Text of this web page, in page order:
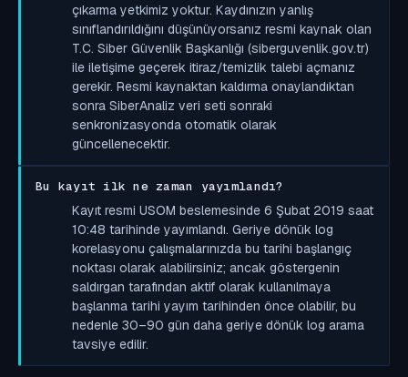
çıkarma yetkimiz yoktur. Kaydınızın yanlış
sınıflandırıldığını düşünüyorsanız resmi kaynak olan
T.C. Siber Güvenlik Başkanlığı (siberguvenlik.gov.tr)
ile iletişime geçerek itiraz/temizlik talebi açmanız
gerekir. Resmi kaynaktan kaldırma onaylandıktan
sonra SiberAnaliz veri seti sonraki
senkronizasyonda otomatik olarak
güncellenecektir.
Bu kayıt ilk ne zaman yayımlandı?
Kayıt resmi USOM beslemesinde 6 Şubat 2019 saat
10:48 tarihinde yayımlandı. Geriye dönük log
korelasyonu çalışmalarınızda bu tarihi başlangıç
noktası olarak alabilirsiniz; ancak göstergenin
saldırgan tarafından aktif olarak kullanılmaya
başlanma tarihi yayım tarihinden önce olabilir, bu
nedenle 30–90 gün daha geriye dönük log arama
tavsiye edilir.